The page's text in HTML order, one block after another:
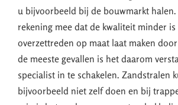
u bijvoorbeeld bij de bouwmarkt
rekening mee dat de kwaliteit minder
overzettreden op maat laat maken
de meeste gevallen is het daarom
specialist in te schakelen. Zandstralen
bijvoorbeeld niet zelf doen en bij